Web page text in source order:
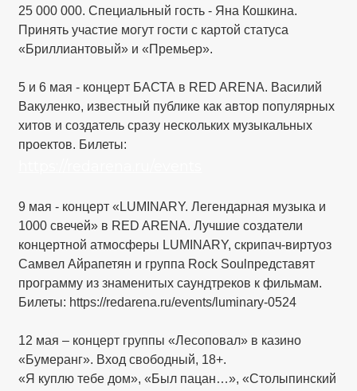
25 000 000. Специальный гость - Яна Кошкина.
Принять участие могут гости с картой статуса
«Бриллиантовый» и «Премьер».
5 и 6 мая - концерт БАСТА в RED ARENA. Василий
Вакуленко, известный публике как автор популярных
хитов и создатель сразу нескольких музыкальных
проектов. Билеты:
9 мая - концерт «LUMINARY. Легендарная музыка и
1000 свечей» в RED ARENA. Лучшие создатели
концертной атмосферы LUMINARY, скрипач-виртуоз
Самвел Айрапетян и группа Rock Soulпредставят
программу из знаменитых саундтреков к фильмам.
Билеты: https://redarena.ru/events/luminary-0524
12 мая – концерт группы «Лесоповал» в казино
«Бумеранг». Вход свободный, 18+.
«Я куплю тебе дом», «Был пацан…», «Столыпинский